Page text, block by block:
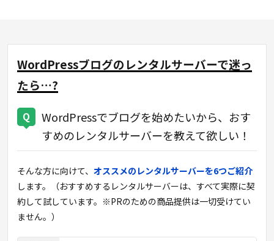
WordPressブログのレンタルサーバーで迷っ
たら…?
WordPressでブログを始めたいから、おす
すめのレンタルサーバーを教えて欲しい！
そんな方に向けて、 オススメのレンタルサーバーを6つご紹介
します。（おすすめするレンタルサーバーは、すべて実際に契
約して試しています。※PRのための商品提供は一切受けてい
ません。）